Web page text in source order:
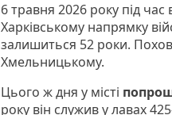
6 травня 2026 року під
Харківському напрямку
залишиться 52 роки.
Хмельницькому.
Цього ж дня у місті
року він служив у лавах